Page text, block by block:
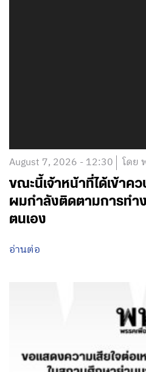
August 7, 2026 - 12:30 โดย
ขณะนี้เจ้าหน้าที่ได้เข้า
ผมกำลังติดตามการทำ
ตนเอง
อ่านต่อ